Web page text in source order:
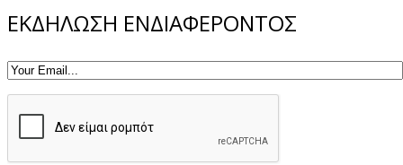
ΕΚΔΗΛΩΣΗ ΕΝΔΙΑΦΕΡΟΝΤΟΣ